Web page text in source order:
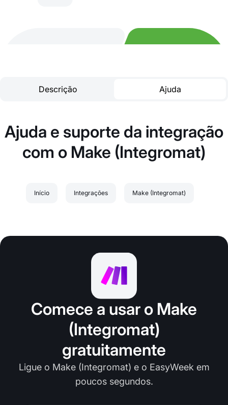
Descrição Ajuda
Ajuda e suporte da integração
com o Make (Integromat)
Início Integrações Make (Integromat)
Comece a usar o Make
(Integromat)
gratuitamente
Ligue o Make (Integromat) e o EasyWeek em
poucos segundos.